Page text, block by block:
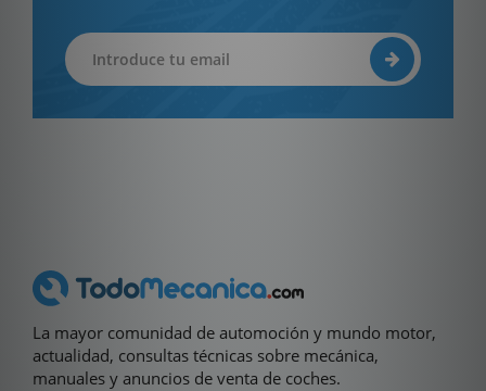
La mayor comunidad de automoción y mundo motor,
actualidad, consultas técnicas sobre mecánica,
manuales y anuncios de venta de coches.